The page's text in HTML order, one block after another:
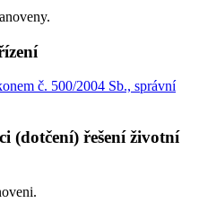
č. 500/2004 Sb., správní
(dotčení) řešení životní